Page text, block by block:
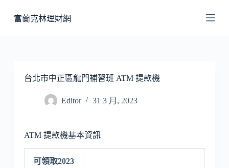
至
富蘭克林理財網
台北市中正區龍門補習班 ATM 提款機
Editor 31 3 月, 2023
ATM 提款機基本資訊
可領取2023